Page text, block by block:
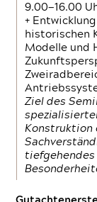
9.00—16.00
+
historischen
Modelle und
Ziel des
Konstruktion